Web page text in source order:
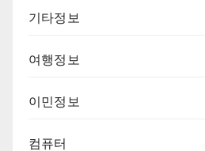
기타정보
여행정보
이민정보
컴퓨터